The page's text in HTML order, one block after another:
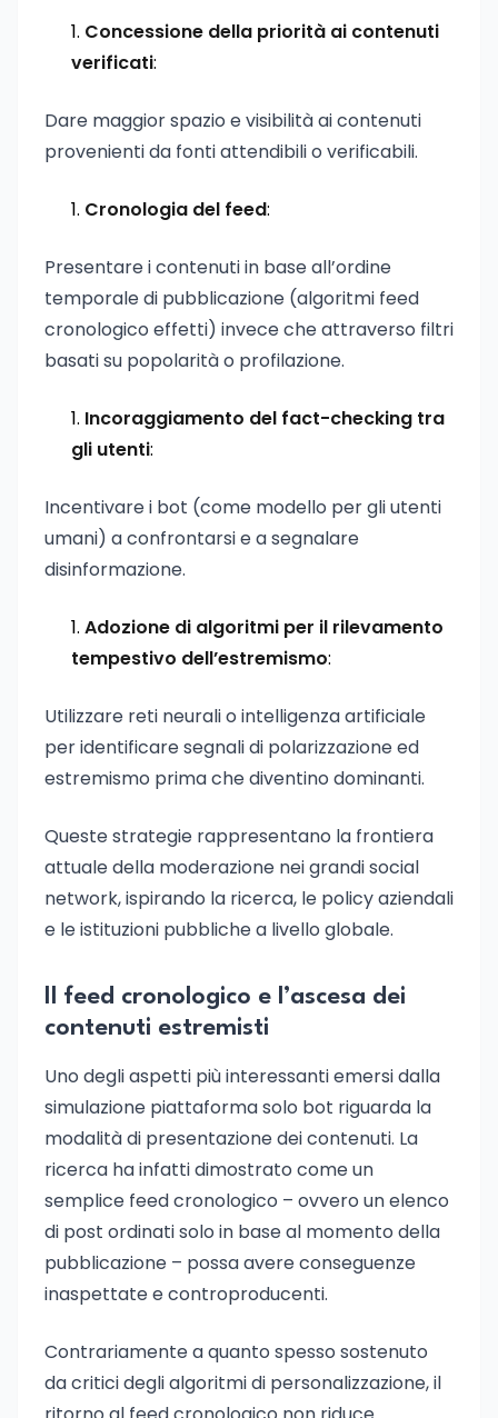
Concessione della priorità ai contenuti
verificati:
Dare maggior spazio e visibilità ai contenuti
provenienti da fonti attendibili o verificabili.
Cronologia del feed:
Presentare i contenuti in base all’ordine
temporale di pubblicazione (algoritmi feed
cronologico effetti) invece che attraverso filtri
basati su popolarità o profilazione.
Incoraggiamento del fact-checking tra
gli utenti:
Incentivare i bot (come modello per gli utenti
umani) a confrontarsi e a segnalare
disinformazione.
Adozione di algoritmi per il rilevamento
tempestivo dell’estremismo:
Utilizzare reti neurali o intelligenza artificiale
per identificare segnali di polarizzazione ed
estremismo prima che diventino dominanti.
Queste strategie rappresentano la frontiera
attuale della moderazione nei grandi social
network, ispirando la ricerca, le policy aziendali
e le istituzioni pubbliche a livello globale.
Il feed cronologico e l’ascesa dei
contenuti estremisti
Uno degli aspetti più interessanti emersi dalla
simulazione piattaforma solo bot riguarda la
modalità di presentazione dei contenuti. La
ricerca ha infatti dimostrato come un
semplice feed cronologico – ovvero un elenco
di post ordinati solo in base al momento della
pubblicazione – possa avere conseguenze
inaspettate e controproducenti.
Contrariamente a quanto spesso sostenuto
da critici degli algoritmi di personalizzazione, il